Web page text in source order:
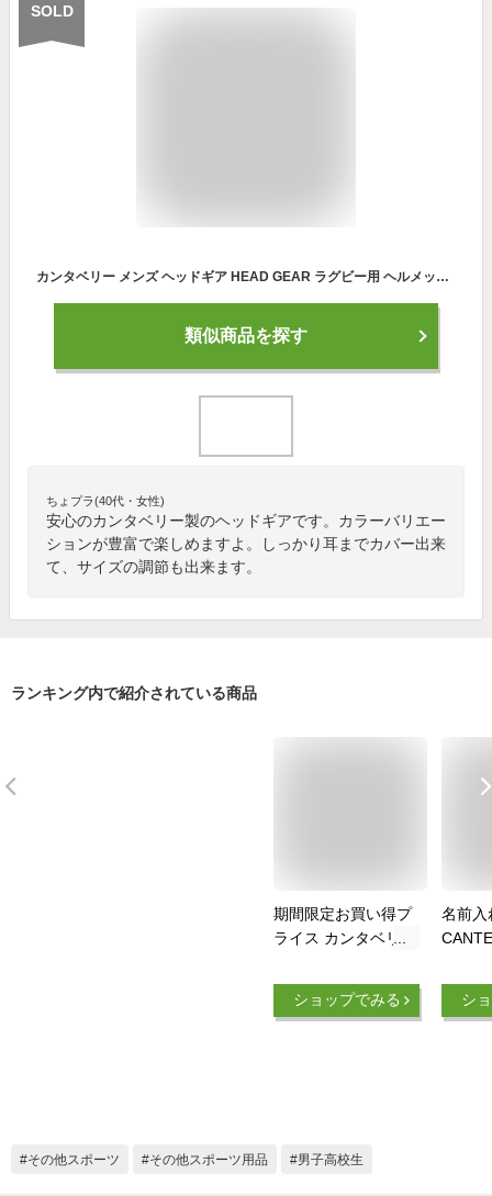
SOLD
カンタベリー メンズ ヘッドギア HEAD GEAR ラグビー用 ヘルメット型ヘッドキャップ 送料無料 canterbury AA09556
類似商品を探す
ちょプラ(40代・女性)
安心のカンタベリー製のヘッドギアです。カラーバリエー
ションが豊富で楽しめますよ。しっかり耳までカバー出来
て、サイズの調節も出来ます。
ランキング内で紹介されている商品
期間限定お買い得プ
ライス カンタベリー
ー ヘッドキャップ
AA09556-10 メンズ
ショップでみる
名前入
ップ
前入
シ
その他スポーツ その他スポーツ用品 男子高校生